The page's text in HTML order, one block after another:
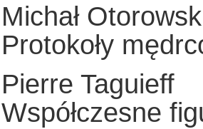
Michał
Protokoły
Pierre Taguieff
Współczesne